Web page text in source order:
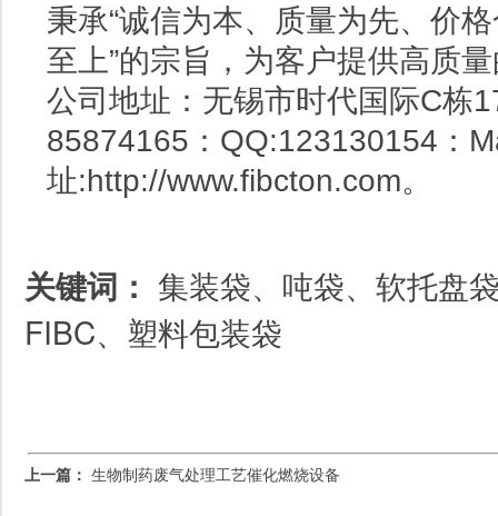
秉承“诚信为本、质量为先、价
至上”的宗旨，为客户提供高质
公司地址：无锡市时代国际C栋
85874165：QQ:123130154：
址:http://www.fibcton.com。
关键词： 集装袋、吨袋、软托盘
FIBC、塑料包装袋
上一篇： 生物制药废气处理工艺催化燃烧设备